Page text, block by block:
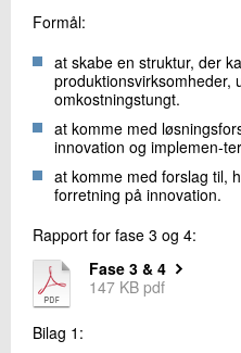
Formål:
at skabe en struktur, der
produktionsvirksomheder,
omkostningstungt.
at komme med
innovation og implemen-
at komme med forslag til,
forretning på innovation.
Rapport for fase 3 og 4:
Fase 3 & 4
147 KB pdf
Bilag 1: